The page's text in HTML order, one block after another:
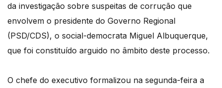
da investigação sobre suspeitas de corrução que
envolvem o presidente do Governo Regional
(PSD/CDS), o social-democrata Miguel Albuquerque,
que foi constituído arguido no âmbito deste processo.
O chefe do executivo formalizou na segunda-feira a